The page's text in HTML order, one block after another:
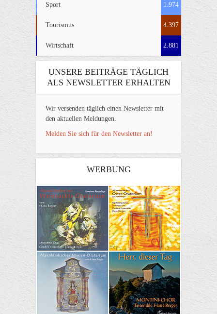
Sport 1.974
Tourismus 4.397
Wirtschaft 2.881
UNSERE BEITRÄGE TÄGLICH
ALS NEWSLETTER ERHALTEN
Wir versenden täglich einen Newsletter mit
den aktuellen Meldungen.
Melden Sie sich für den Newsletter an!
WERBUNG